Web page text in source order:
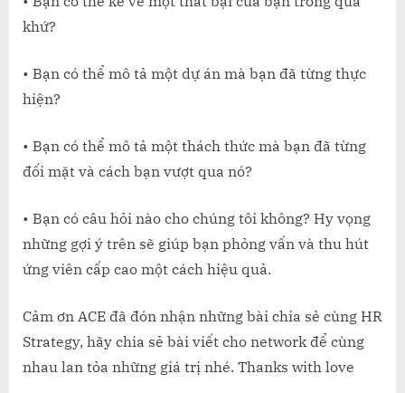
khứ?
• Bạn có thể mô tả một dự án mà bạn đã từng thực
hiện?
• Bạn có thể mô tả một thách thức mà bạn đã từng
đối mặt và cách bạn vượt qua nó?
• Bạn có câu hỏi nào cho chúng tôi không? Hy vọng
những gợi ý trên sẽ giúp bạn phỏng vấn và thu hút
ứng viên cấp cao một cách hiệu quả.
Cảm ơn ACE đã đón nhận những bài chia sẻ cùng HR
Strategy, hãy chia sẻ bài viết cho network để cùng
nhau lan tỏa những giá trị nhé. Thanks with love